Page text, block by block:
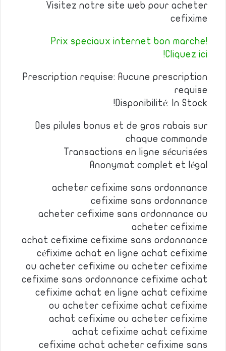
Visitez notre site web pour acheter
cefixime
Prix speciaux internet bon marche!
Cliquez ici!
Prescription requise: Aucune prescription
requise
Disponibilité: In Stock!
Des pilules bonus et de gros rabais sur
chaque commande
Transactions en ligne sécurisées
Anonymat complet et légal
acheter cefixime sans ordonnance
cefixime sans ordonnance
acheter cefixime sans ordonnance ou
acheter cefixime
achat cefixime cefixime sans ordonnance
céfixime achat en ligne achat cefixime
ou acheter cefixime ou acheter cefixime
cefixime sans ordonnance cefixime achat
cefixime achat en ligne achat cefixime
ou acheter cefixime achat cefixime
achat cefixime ou acheter cefixime
achat cefixime achat cefixime
cefixime achat acheter cefixime sans